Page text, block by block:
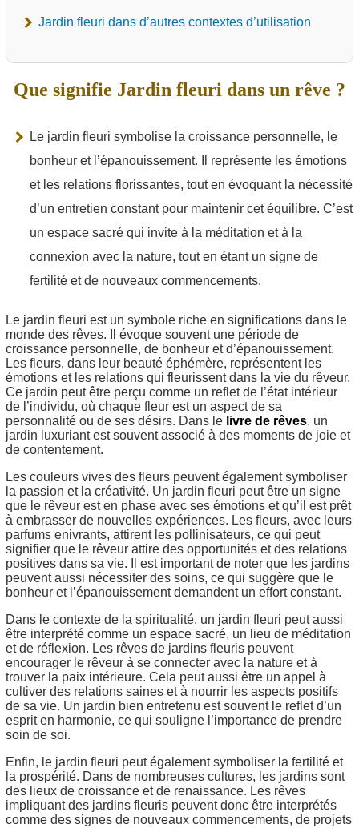
Jardin fleuri dans d’autres contextes d’utilisation
Que signifie Jardin fleuri dans un rêve ?
Le jardin fleuri symbolise la croissance personnelle, le
bonheur et l’épanouissement. Il représente les émotions
et les relations florissantes, tout en évoquant la nécessité
d’un entretien constant pour maintenir cet équilibre. C’est
un espace sacré qui invite à la méditation et à la
connexion avec la nature, tout en étant un signe de
fertilité et de nouveaux commencements.
Le jardin fleuri est un symbole riche en significations dans le
monde des rêves. Il évoque souvent une période de
croissance personnelle, de bonheur et d’épanouissement.
Les fleurs, dans leur beauté éphémère, représentent les
émotions et les relations qui fleurissent dans la vie du rêveur.
Ce jardin peut être perçu comme un reflet de l’état intérieur
de l’individu, où chaque fleur est un aspect de sa
personnalité ou de ses désirs. Dans le livre de rêves, un
jardin luxuriant est souvent associé à des moments de joie et
de contentement.
Les couleurs vives des fleurs peuvent également symboliser
la passion et la créativité. Un jardin fleuri peut être un signe
que le rêveur est en phase avec ses émotions et qu’il est prêt
à embrasser de nouvelles expériences. Les fleurs, avec leurs
parfums enivrants, attirent les pollinisateurs, ce qui peut
signifier que le rêveur attire des opportunités et des relations
positives dans sa vie. Il est important de noter que les jardins
peuvent aussi nécessiter des soins, ce qui suggère que le
bonheur et l’épanouissement demandent un effort constant.
Dans le contexte de la spiritualité, un jardin fleuri peut aussi
être interprété comme un espace sacré, un lieu de méditation
et de réflexion. Les rêves de jardins fleuris peuvent
encourager le rêveur à se connecter avec la nature et à
trouver la paix intérieure. Cela peut aussi être un appel à
cultiver des relations saines et à nourrir les aspects positifs
de sa vie. Un jardin bien entretenu est souvent le reflet d’un
esprit en harmonie, ce qui souligne l’importance de prendre
soin de soi.
Enfin, le jardin fleuri peut également symboliser la fertilité et
la prospérité. Dans de nombreuses cultures, les jardins sont
des lieux de croissance et de renaissance. Les rêves
impliquant des jardins fleuris peuvent donc être interprétés
comme des signes de nouveaux commencements, de projets